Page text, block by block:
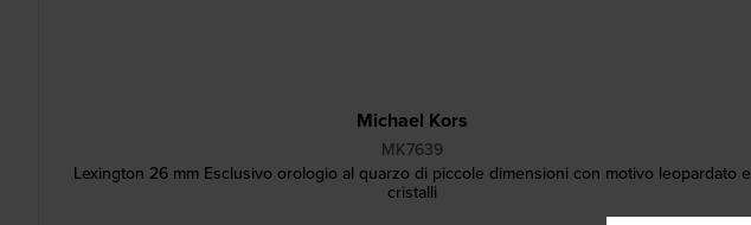
Michael Kors
MK7639
Lexington 26 mm Esclusivo orologio al quarzo di piccole dimensioni con motivo leopardato e
cristalli